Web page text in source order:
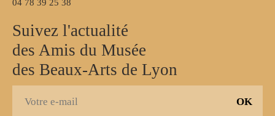
04 78 39 25 38
Suivez l'actualité
des Amis du Musée
des Beaux-Arts de Lyon